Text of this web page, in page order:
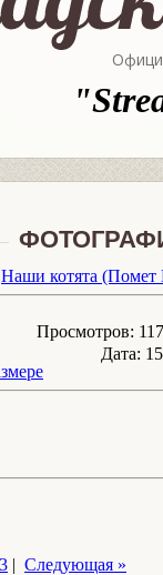
Наши котята (Помет
Просмотров:
Дата:
| Следующая »